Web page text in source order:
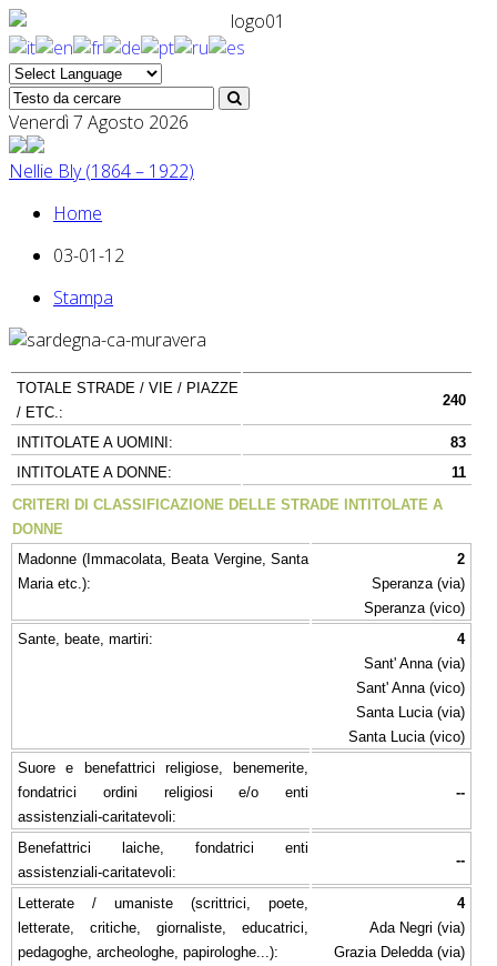
Venerdì 7 Agosto 2026
Nellie Bly (1864 – 1922)
Home
03-01-12
Stampa
TOTALE STRADE / VIE / PIAZZE
/ ETC.:
240
INTITOLATE A UOMINI:
83
INTITOLATE A DONNE:
11
CRITERI DI CLASSIFICAZIONE DELLE STRADE INTITOLATE A
DONNE
Madonne (Immacolata, Beata Vergine, Santa
Maria etc.):
2
Speranza (via)
Speranza (vico)
Sante, beate, martiri:
4
Sant' Anna (via)
Sant' Anna (vico)
Santa Lucia (via)
Santa Lucia (vico)
Suore e benefattrici religiose, benemerite,
fondatrici ordini religiosi e/o enti
assistenziali-caritatevoli:
--
Benefattrici laiche, fondatrici enti
assistenziali-caritatevoli:
--
Letterate / umaniste (scrittrici, poete,
letterate, critiche, giornaliste, educatrici,
pedagoghe, archeologhe, papirologhe...):
4
Ada Negri (via)
Grazia Deledda (via)